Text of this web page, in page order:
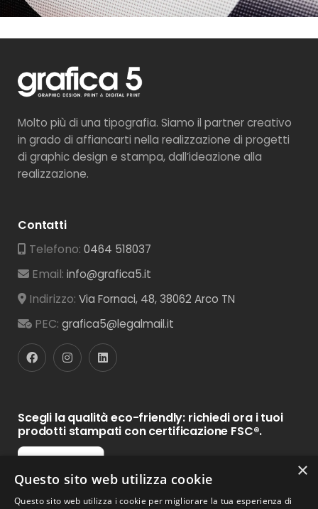
Molto più di una tipografia. Siamo il partner creativo
in grado di affiancarti nella realizzazione di progetti
di graphic design e stampa, dall’ideazione alla
realizzazione.
Contatti
Telefono: 0464 518037
Email: info@grafica5.it
Indirizzo: Via Fornaci, 48, 38062 Arco TN
PEC: grafica5@legalmail.it
Scegli la qualità eco-friendly: richiedi ora i tuoi
prodotti stampati con certificazione FSC®.
×
Questo sito web utilizza cookie
Questo sito web utilizza i cookie per migliorare la tua esperienza di